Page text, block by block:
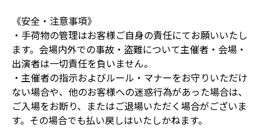
《安全・注意事項》
・手荷物の管理はお客様ご自身の責任にてお願いいたし
ます。会場内外での事故・盗難について主催者・会場・
出演者は一切責任を負いません。
・主催者の指示およびルール・マナーをお守りいただけ
ない場合や、他のお客様への迷惑行為があった場合は、
ご入場をお断り、またはご退場いただく場合がございま
す。その場合でも払い戻しはいたしかねます。